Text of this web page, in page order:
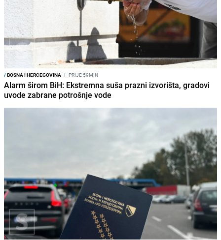
/BOSNA I HERCEGOVINA I PRIJE 59MIN
Alarm širom BiH: Ekstremna suša prazni izvorišta, gradovi
uvode zabrane potrošnje vode